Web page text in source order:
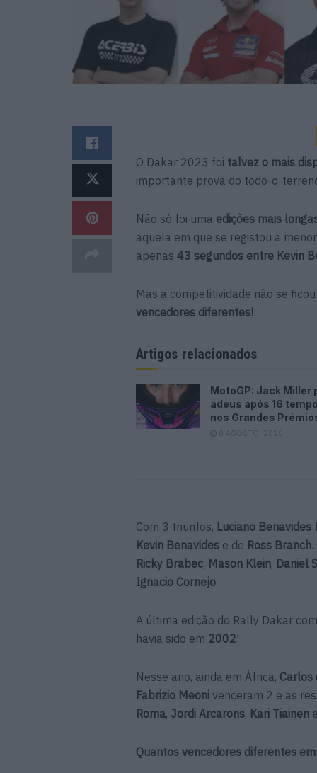
O Dakar 2023 foi talvez o mais
importante prova do todo-o-
Não só foi uma edições mais
aquela em que se registou a
apenas 43 segundos entre Kevin
Mas a competitividade não se
vencedores diferentes!
Artigos relacionados
MotoGP: Jack Miller
adeus após 16
nos Grandes
8 AGOSTO, 2026
Com 3 triunfos, Luciano Benavides
Kevin Benavides e de Ross Branch
Ricky Brabec, Mason Klein, Daniel
Ignacio Cornejo.
A última edição do Rally Dakar
havia sido em 2002!
Nesse ano, ainda em África, Carlos
Fabrizio Meoni venceram 2 e as
Roma, Jordi Arcarons, Kari Tiainen
Quantos vencedores diferentes